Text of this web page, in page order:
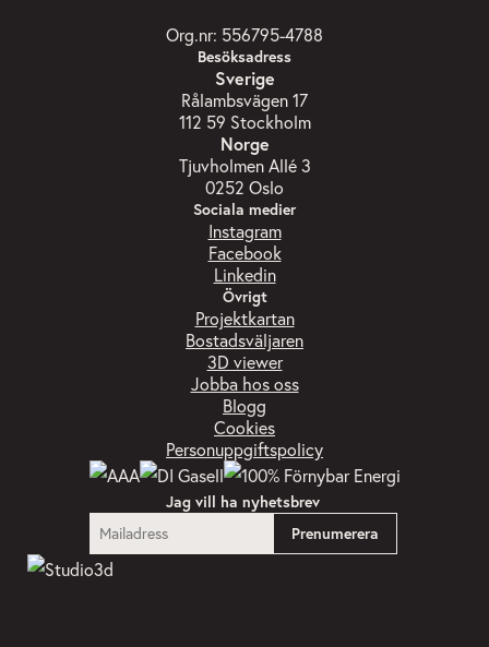
Org.nr: 556795-4788
Besöksadress
Sverige
Rålambsvägen 17
112 59 Stockholm
Norge
Tjuvholmen Allé 3
0252 Oslo
Sociala medier
Instagram
Facebook
Linkedin
Övrigt
Projektkartan
Bostadsväljaren
3D viewer
Jobba hos oss
Blogg
Cookies
Personuppgiftspolicy
Jag vill ha nyhetsbrev